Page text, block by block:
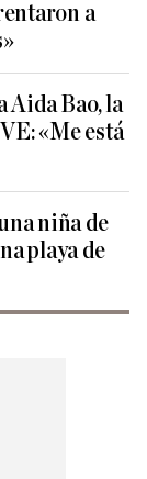
a
Aida Bao, la
«Me está
niña de
playa de